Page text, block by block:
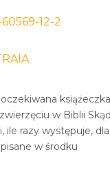
12-2
w Biblii
ile razy występuje,
w środku